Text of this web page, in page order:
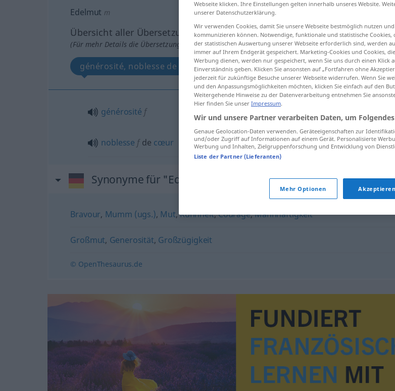
Edelmut m
Übersicht aller Übersetzungen
(Für mehr Details die Übersetzung anklicken/antippen)
générosité, noblesse de cœur
générosité f
noblesse fde cœur Edelmut
Synonyme für "Edelmut"
Bravour, Mumm (ugs.), Mut,Kühnheit,Courage,Mannhaftigkeit
Großmut, Generosität, Großzügigkeit
© OpenThesaurus.de
Webseite klicken. Ihre Einstellungen gelten innerhalb unseres Website.
unserer Datenschutzerklärung.
Wir verwenden Cookies, damit Sie unsere Webseite bestmöglich nutzen
kommunizieren können. Notwendige, funktionale und statistische
der statistischen Auswertung unserer Webseite erforderlich sind, werden
immer auf Ihrem Endgerät gespeichert. Marketing-Cookies und Cookies,
Werbung dienen, werden nur gespeichert, wenn Sie uns durch einen Klick
Einverständnis geben. Klicken Sie ansonsten auf „Fortfahren ohne
jederzeit für zukünftige Besuche unserer Webseite widerrufen. Wenn Sie
und den Anpassungsmöglichkeiten möchten, klicken Sie einfach auf den
Weitergehende Hinweise zu der Datenverarbeitung entnehmen Sie
Hier finden Sie unser Impressum.
Wir und unsere Partner verarbeiten Daten, um
Genaue Geolocation-Daten verwenden. Geräteeigenschaften zur
und/oder Zugriff auf Informationen auf einem Gerät. Personalisierte
Werbung und Inhalten, Zielgruppenforschung und Entwicklung von
Liste der Partner (Lieferanten)
Mehr Optionen Akzeptieren